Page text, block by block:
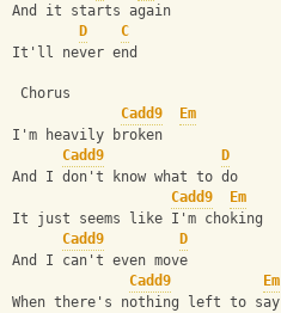
And it starts again
D
C
It'll never end
Chorus
Cadd9
Em
I'm heavily broken
Cadd9
D
And I don't know what to do
Cadd9
Em
It just seems like I'm choking
Cadd9
D
And I can't even move
Cadd9
Em
When there's nothing left to say